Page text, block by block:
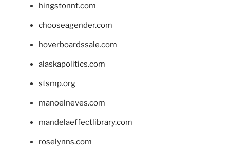
hingstonnt.com
chooseagender.com
hoverboardssale.com
alaskapolitics.com
stsmp.org
manoelneves.com
mandelaeffectlibrary.com
roselynns.com